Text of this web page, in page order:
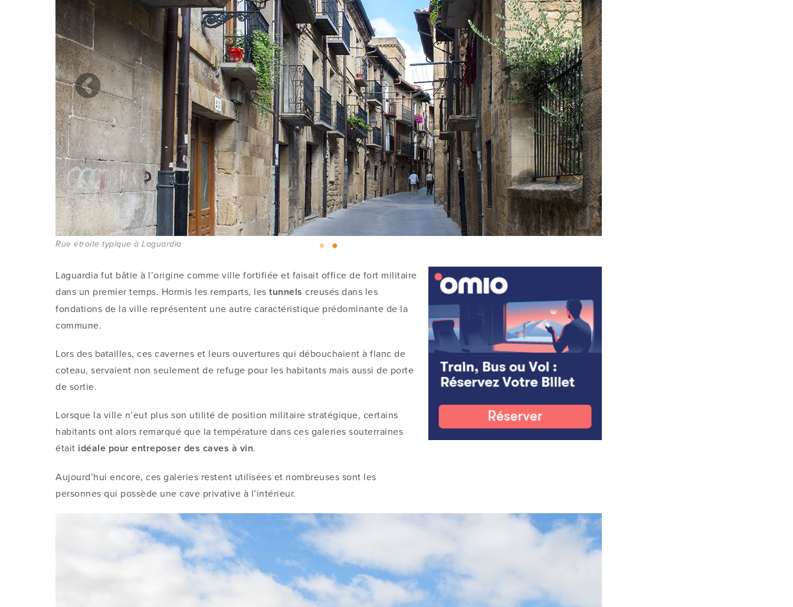
Rue étroite typique à Laguardia
Laguardia fut bâtie à l’origine comme ville fortifiée et faisait office de fort militaire
dans un premier temps. Hormis les remparts, les tunnels creusés dans les
fondations de la ville représentent une autre caractéristique prédominante de la
commune.
Lors des batailles, ces cavernes et leurs ouvertures qui débouchaient à flanc de
coteau, servaient non seulement de refuge pour les habitants mais aussi de porte
de sortie.
Lorsque la ville n’eut plus son utilité de position militaire stratégique, certains
habitants ont alors remarqué que la température dans ces galeries souterraines
était idéale pour entreposer des caves à vin.
Aujourd’hui encore, ces galeries restent utilisées et nombreuses sont les
personnes qui possède une cave privative à l’intérieur.